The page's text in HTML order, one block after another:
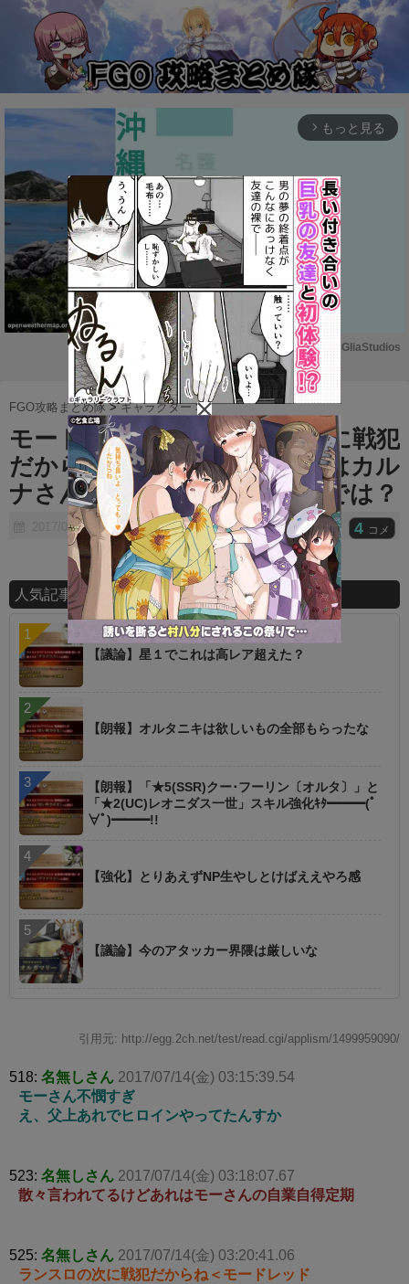
arrow_forward_ios もっと見る
M
u
t
e
Powered by GliaStudios
FGO攻略まとめ隊 >キャラクター >
モードレッドはランスロの次に戦犯
だからね ⇒ あれを許すにはカル
ナさん並の寛容さが必要なのでは？
2017/07/14 4 コメ
人気記事ランキング
【議論】星１でこれは高レア超えた？
【朗報】オルタニキは欲しいもの全部もらったな
【朗報】「★5(SSR)クー･フーリン〔オルタ〕」と
「★2(UC)レオニダス一世」スキル強化ｷﾀ━━━(ﾟ
∀ﾟ)━━━!!
【強化】とりあえずNP生やしとけばええやろ感
【議論】今のアタッカー界隈は厳しいな
引用元: http://egg.2ch.net/test/read.cgi/applism/1499959090/
518: 名無しさん 2017/07/14(金) 03:15:39.54
モーさん不憫すぎ
え、父上あれでヒロインやってたんすか
523: 名無しさん 2017/07/14(金) 03:18:07.67
散々言われてるけどあれはモーさんの自業自得定期
525: 名無しさん 2017/07/14(金) 03:20:41.06
ランスロの次に戦犯だからね＜モードレッド